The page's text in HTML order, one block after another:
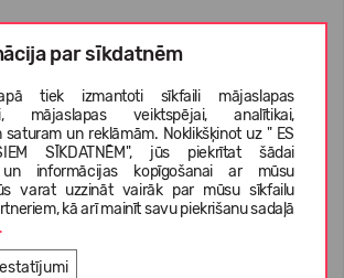
par sīkdatnēm
tiek izmantoti sīkfaili mājaslapas
mājaslapas veiktspējai, analītikai,
saturam un reklāmām. Noklikšķinot uz " ES
SĪKDATNĒM", jūs piekrītat šādai
un informācijas kopīgošanai ar mūsu
varat uzzināt vairāk par mūsu sīkfailu
kā arī mainīt savu piekrišanu sadaļā